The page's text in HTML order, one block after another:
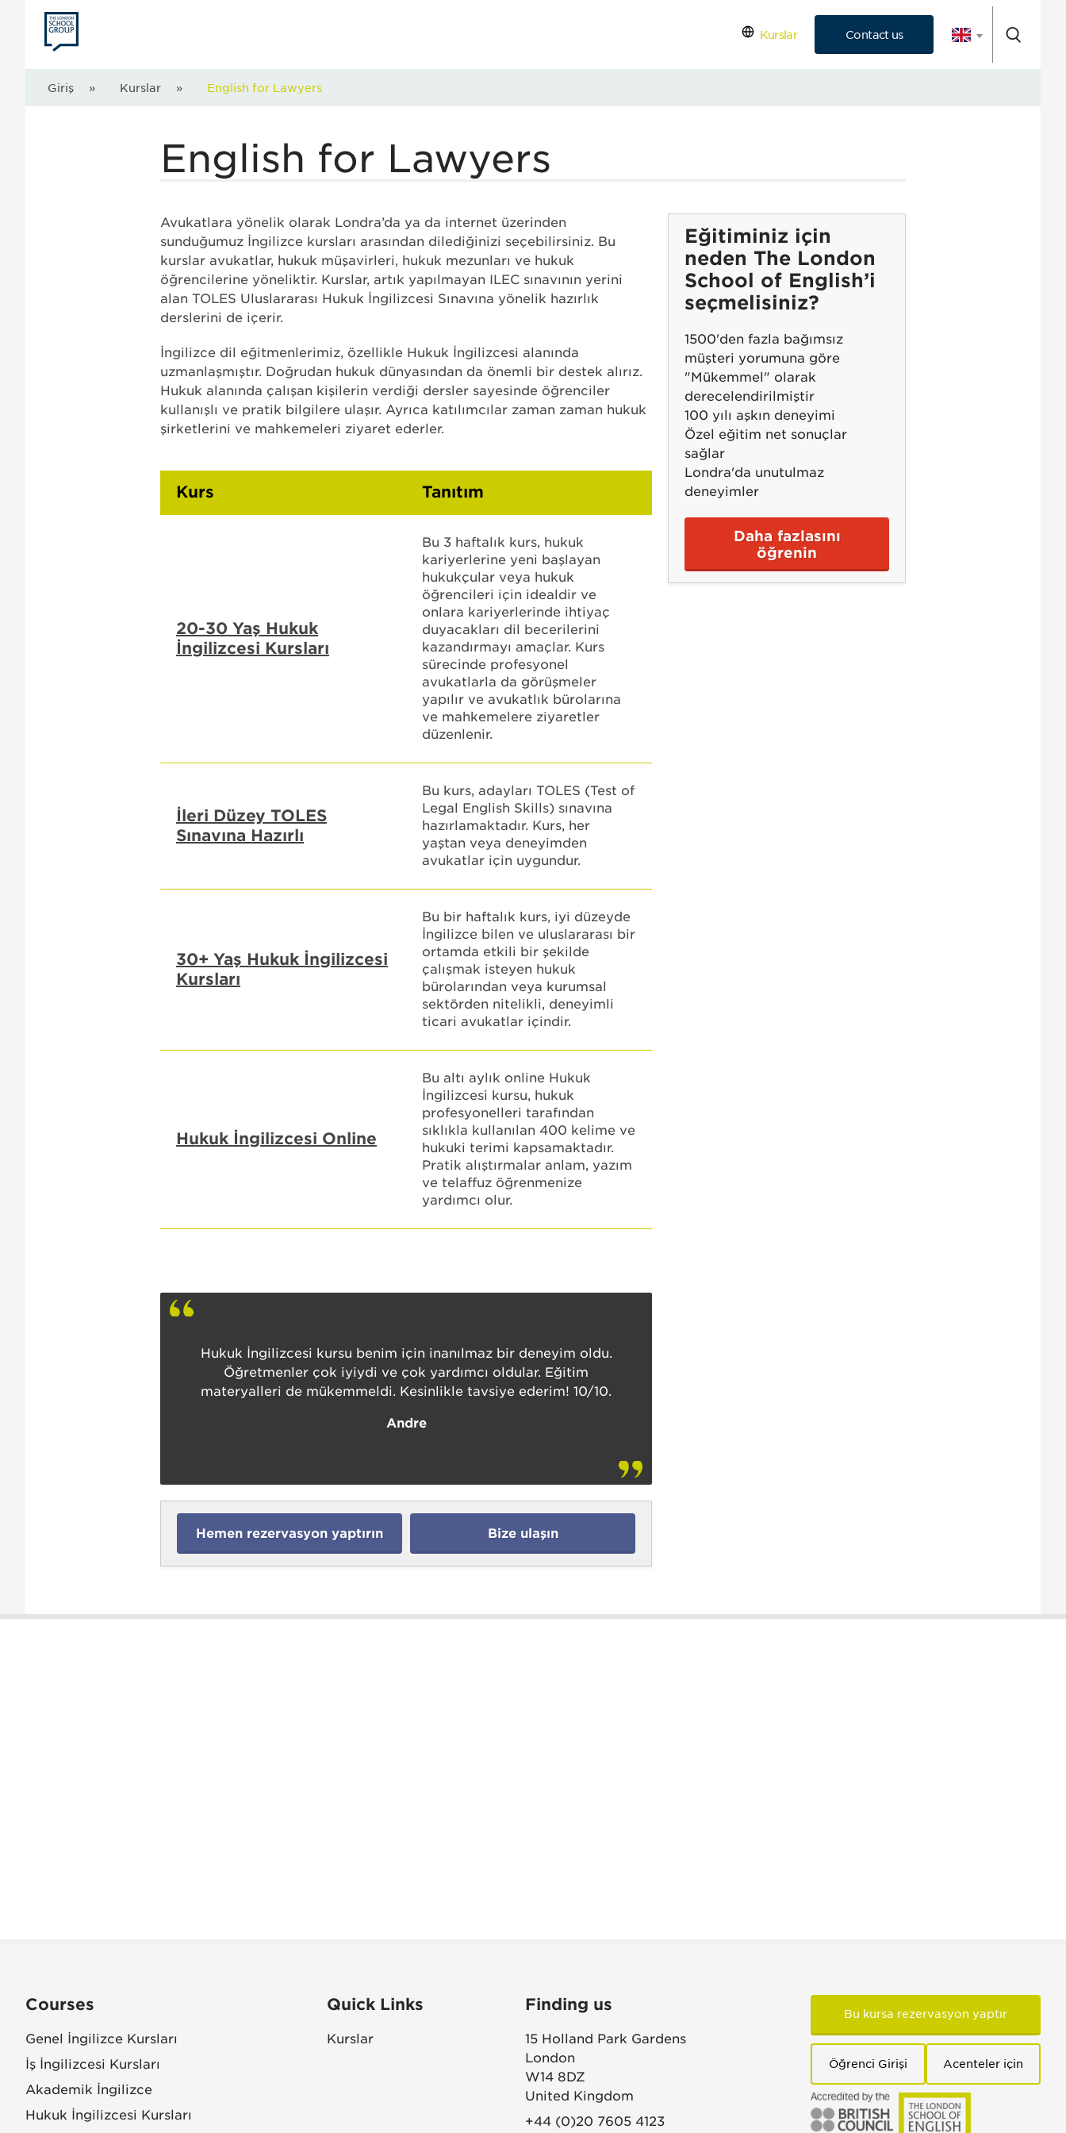
Kurslar Contact us
Giriş » Kurslar » English for Lawyers
English for Lawyers
Avukatlara yönelik olarak Londra’da ya da internet üzerinden
sunduğumuz İngilizce kursları arasından dilediğinizi seçebilirsiniz. Bu
kurslar avukatlar, hukuk müşavirleri, hukuk mezunları ve hukuk
öğrencilerine yöneliktir. Kurslar, artık yapılmayan ILEC sınavının yerini
alan TOLES Uluslararası Hukuk İngilizcesi Sınavına yönelik hazırlık
derslerini de içerir.
İngilizce dil eğitmenlerimiz, özellikle Hukuk İngilizcesi alanında
uzmanlaşmıştır. Doğrudan hukuk dünyasından da önemli bir destek alırız.
Hukuk alanında çalışan kişilerin verdiği dersler sayesinde öğrenciler
kullanışlı ve pratik bilgilere ulaşır. Ayrıca katılımcılar zaman zaman hukuk
şirketlerini ve mahkemeleri ziyaret ederler.
Kurs Tanıtım
20-30 Yaş Hukuk
İngilizcesi Kursları
Bu 3 haftalık kurs, hukuk
kariyerlerine yeni başlayan
hukukçular veya hukuk
öğrencileri için idealdir ve
onlara kariyerlerinde ihtiyaç
duyacakları dil becerilerini
kazandırmayı amaçlar. Kurs
sürecinde profesyonel
avukatlarla da görüşmeler
yapılır ve avukatlık bürolarına
ve mahkemelere ziyaretler
düzenlenir.
İleri Düzey TOLES
Sınavına Hazırlı
Bu kurs, adayları TOLES (Test of
Legal English Skills) sınavına
hazırlamaktadır. Kurs, her
yaştan veya deneyimden
avukatlar için uygundur.
30+ Yaş Hukuk İngilizcesi
Kursları
Bu bir haftalık kurs, iyi düzeyde
İngilizce bilen ve uluslararası bir
ortamda etkili bir şekilde
çalışmak isteyen hukuk
bürolarından veya kurumsal
sektörden nitelikli, deneyimli
ticari avukatlar içindir.
Hukuk İngilizcesi Online
Bu altı aylık online Hukuk
İngilizcesi kursu, hukuk
profesyonelleri tarafından
sıklıkla kullanılan 400 kelime ve
hukuki terimi kapsamaktadır.
Pratik alıştırmalar anlam, yazım
ve telaffuz öğrenmenize
yardımcı olur.
Hukuk İngilizcesi kursu benim için inanılmaz bir deneyim oldu.
Öğretmenler çok iyiydi ve çok yardımcı oldular. Eğitim
materyalleri de mükemmeldi. Kesinlikle tavsiye ederim! 10/10.
Andre
Hemen rezervasyon yaptırın Bize ulaşın
Eğitiminiz için
neden The London
School of English’i
seçmelisiniz?
1500'den fazla bağımsız
müşteri yorumuna göre
"Mükemmel" olarak
derecelendirilmiştir
100 yılı aşkın deneyimi
Özel eğitim net sonuçlar
sağlar
Londra'da unutulmaz
deneyimler
Daha fazlasını
öğrenin
Courses
Genel İngilizce Kursları
İş İngilizcesi Kursları
Akademik İngilizce
Hukuk İngilizcesi Kursları
Quick Links
Kurslar
Finding us
15 Holland Park Gardens
London
W14 8DZ
United Kingdom
+44 (0)20 7605 4123
Bu kursa rezervasyon yaptır
Öğrenci Girişi Acenteler için